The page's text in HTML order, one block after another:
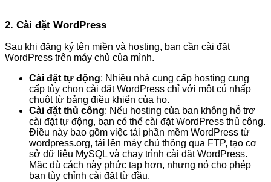
2. Cài đặt WordPress
Sau khi đăng ký tên miền và hosting, bạn cần cài đặt
WordPress trên máy chủ của mình.
Cài đặt tự động: Nhiều nhà cung cấp hosting cung
cấp tùy chọn cài đặt WordPress chỉ với một cú nhấp
chuột từ bảng điều khiển của họ.
Cài đặt thủ công: Nếu hosting của bạn không hỗ trợ
cài đặt tự động, bạn có thể cài đặt WordPress thủ công.
Điều này bao gồm việc tải phần mềm WordPress từ
wordpress.org, tải lên máy chủ thông qua FTP, tạo cơ
sở dữ liệu MySQL và chạy trình cài đặt WordPress.
Mặc dù cách này phức tạp hơn, nhưng nó cho phép
bạn tùy chỉnh cài đặt từ đầu.